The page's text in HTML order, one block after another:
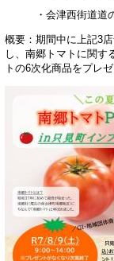
・会津西街道道の駅
概要：期間中に上記3
し、南郷トマトに関す
トの6次化商品をプレ